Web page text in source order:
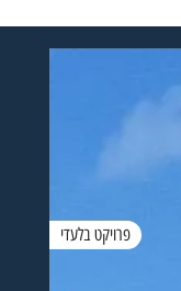
פרויקט בלעדי